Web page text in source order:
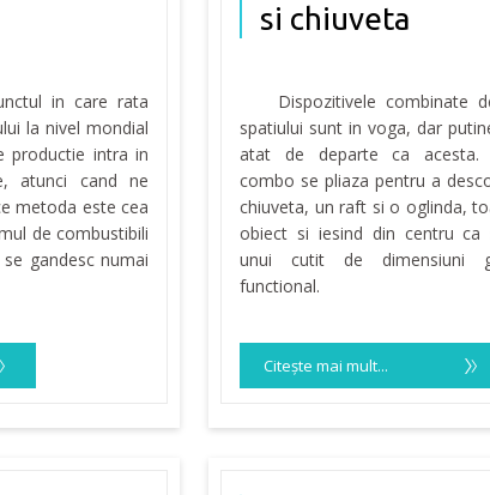
in care rata
la nivel mondial
productie intra in
atunci cand ne
metoda este cea
de combustibili
gandesc numai
si chiuveta
Dispozitivele combinate
spatiului sunt in voga, dar
atat de departe ca acesta.
combo se pliaza pentru a
chiuveta, un raft si o oglinda,
obiect si iesind din centru ca
unui cutit de dimensiuni
functional.
Citeşte mai mult...